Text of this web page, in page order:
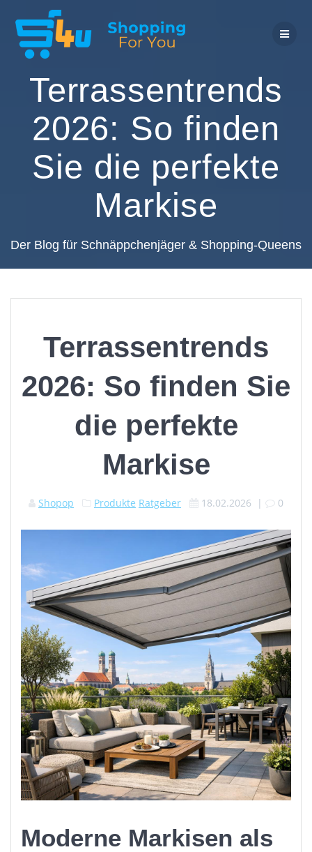
Inhalt
springen
Terrassentrends
2026: So finden
Sie die perfekte
Markise
Der Blog für Schnäppchenjäger & Shopping-Queens
Terrassentrends
2026: So finden Sie
die perfekte
Markise
Shopop Produkte Ratgeber 18.02.2026 | 0
Moderne Markisen als